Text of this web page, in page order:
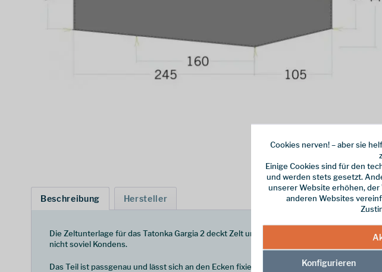
Beschreibung Hersteller
Die Zeltunterlage für das Tatonka Gargia 2 deckt Zelt und Vorzelt ab. Damit wird der
nicht soviel Kondens.
Das Teil ist passgenau und lässt sich an den Ecken fixieren. Ein kleiner Packbeutel ist auch
Cookies nerven! – aber sie
Einige Cookies sind für den
und werden stets gesetzt.
unserer Website erhöhen,
anderen Websites
Konfigurieren